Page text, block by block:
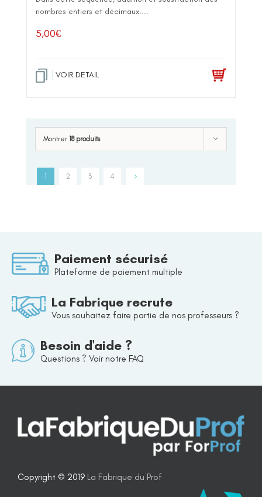
nombres entiers et décimaux....
5,00€
VOIR DETAIL
Montrer 18 produits
1 2 3 4
Paiement sécurisé
Plateforme de paiement multiple
La Fabrique recrute
Vous souhaitez faire partie de nos professeurs ?
Besoin d'aide ?
Questions ? Voir notre FAQ
Copyright © 2019 La Fabrique du Prof